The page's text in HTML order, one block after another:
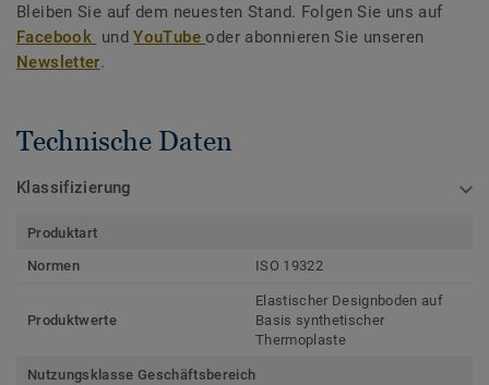
Bleiben Sie auf dem neuesten Stand. Folgen Sie uns auf
Facebook undYouTubeoder abonnieren Sie unseren
Newsletter.
Technische Daten
Klassifizierung
Produktart
Normen
ISO 19322
Produktwerte
Elastischer Designboden auf
Basis synthetischer
Thermoplaste
Nutzungsklasse Geschäftsbereich